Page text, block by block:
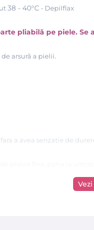
38 - 40°C- Depilflax
pliabilă pe piele.
arsură a pielii.
a avea senzatie de